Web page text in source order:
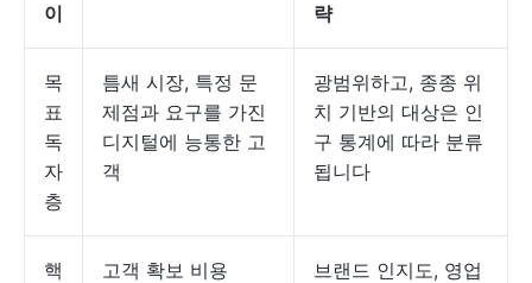
이
략
목
표
독
자
층
틈새 시장, 특정 문
제점과 요구를 가진
디지털에 능통한 고
객
광범위하고, 종종 위
치 기반의 대상은 인
구 통계에 따라 분류
됩니다
핵
고객 확보 비용
브랜드 인지도, 영업